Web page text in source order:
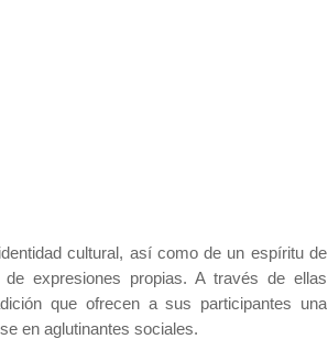
cultural, así como de un espíritu de
expresiones propias. A través de ellas
que ofrecen a sus participantes una
en aglutinantes sociales.